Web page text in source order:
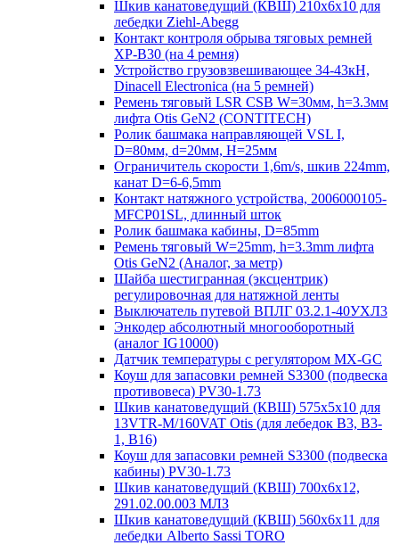
Шкив канатоведущий (КВШ) 210х6х10 для
лебедки Ziehl-Abegg
Контакт контроля обрыва тяговых ремней
XP-B30 (на 4 ремня)
Устройство грузовзвешивающее 34-43кН,
Dinacell Electronica (на 5 ремней)
Ремень тяговый LSR CSB W=30мм, h=3.3мм
лифта Otis GeN2 (CONTITECH)
Ролик башмака направляющей VSL I,
D=80мм, d=20мм, H=25мм
Ограничитель скорости 1,6m/s, шкив 224mm,
канат D=6-6,5mm
Контакт натяжного устройства, 2006000105-
MFCP01SL, длинный шток
Ролик башмака кабины, D=85mm
Ремень тяговый W=25mm, h=3.3mm лифта
Otis GeN2 (Аналог, за метр)
Шайба шестигранная (эксцентрик)
регулировочная для натяжной ленты
Выключатель путевой ВПЛГ 03.2.1-40УХЛ3
Энкодер абсолютный многооборотный
(аналог IG10000)
Датчик температуры с регулятором MX-GC
Коуш для запасовки ремней S3300 (подвеска
противовеса) PV30-1.73
Шкив канатоведущий (КВШ) 575х5х10 для
13VTR-M/160VAT Otis (для лебедок B3, B3-
1, B16)
Коуш для запасовки ремней S3300 (подвеска
кабины) PV30-1.73
Шкив канатоведущий (КВШ) 700х6х12,
291.02.00.003 МЛЗ
Шкив канатоведущий (КВШ) 560х6х11 для
лебедки Alberto Sassi TORO